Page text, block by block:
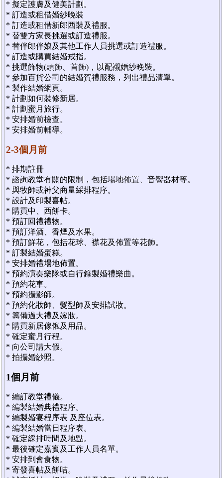
* 擬定護膚及健美計劃。
* 訂造或租借婚紗晚裝
* 訂造或租借新郎西裝及禮服。
* 替雙方家長挑選或訂造禮服。
* 替伴郎伴娘及其他工作人員挑選或訂造禮服。
* 訂造或購買結婚戒指。
* 挑選飾物(頭飾、首飾)，以配襯婚紗晚裝。
* 參加百貨公司的結婚賀禮服務，列出禮品清單。
* 製作結婚網頁。
* 計劃如何裝修新居。
* 計劃蜜月旅行。
* 安排婚前檢查。
* 安排婚前輔導。
2-3個月前
* 排期註冊
* 諮詢教堂有關的限制，包括場地佈置、音響器材等。
* 與牧師或神父商量綵排程序。
* 設計及印製喜帖。
* 購買中、西餅卡。
* 預訂回禮禮物。
* 預訂洋酒、香煙及水果。
* 預訂鮮花，包括花球、襟花及佈置等花飾。
* 訂製結婚蛋糕。
* 安排婚禮場地佈置。
* 預約演奏樂隊或自行錄製婚禮樂曲。
* 預約花車。
* 預約攝影師。
* 預約化妝師、髮型師及安排試妝。
* 籌備過大禮及嫁妝。
* 購買新居傢俬及用品。
* 確定蜜月行程。
* 向公司請大假。
* 拍攝婚紗照。
1個月前
* 編訂教堂禮儀。
* 編製結婚典禮程序。
* 編製婚宴程序表 及座位表。
* 編製結婚當日程序表。
* 確定綵排時間及地點。
* 最後確定嘉賓及工作人員名單。
* 安排到會食物。
* 寄發喜帖及餅咭。